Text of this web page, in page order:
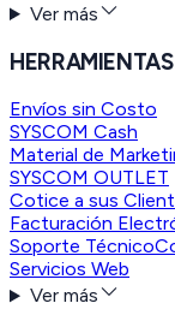
Ver más
HERRAMIENTAS
Envíos sin Costo
SYSCOM Cash
Material de
SYSCOM OUTLET
Cotice a sus
Facturación
Soporte Técnico
Servicios Web
Ver más